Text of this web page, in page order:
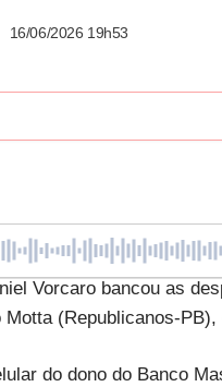
16/06/2026 19h53
Vorcaro bancou as
(Republicanos-
do dono do Banco